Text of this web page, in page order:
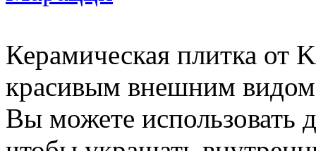
Керамическая плитка от
красивым внешним видом
Вы можете использовать